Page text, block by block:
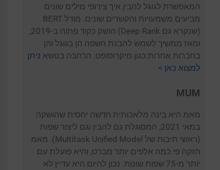
המאפשרת לגוגל להבין איך צירופי מילים שונים
מביעים משמעויות והקשרים שונים. מודל BERT
(שנקרא גם Deep Rank) הושק כקוד פתוח ב-2019,
ומאז ממשיך לשמש להבנת השפה הן בגוגל והן
בחברות אחרות כגון מיקרוסופט. הרחבה בנושא ניתן
למצוא כאן >
MUM
מאמ היא בינה מלאכותית חדשה יחסית שהושקה
במאי 2021, המסוגלת גם להבין וגם ליצור שפות
(ראשי תיבות של Multitask Unified Model). מאמ
חזקה פי כמה אלפים יותר מברט, והיא פועלת עם
יותר מ-75 שפות שונות. נכון להיום היא עדיין לא